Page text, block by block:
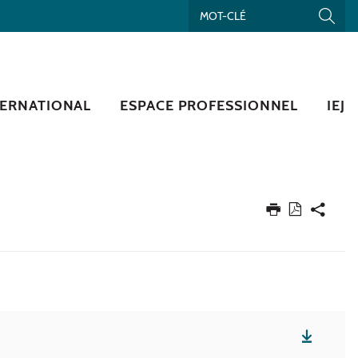
ESPACE PROFESSIONNEL IEJ